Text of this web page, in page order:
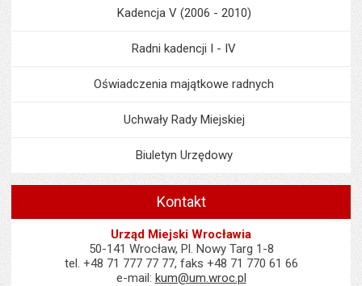
Kadencja V (2006 - 2010)
Radni kadencji I - IV
Oświadczenia majątkowe radnych
Uchwały Rady Miejskiej
Biuletyn Urzędowy
Kontakt
Urząd Miejski Wrocławia
50-141 Wrocław, Pl. Nowy Targ 1-8
tel. +48 71 777 77 77, faks +48 71 770 61 66
e-mail: kum@um.wroc.pl